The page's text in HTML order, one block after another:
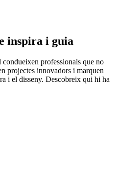
inspira i guia
professionals que no
projectes innovadors i marquen
i el disseny. Descobreix qui hi ha